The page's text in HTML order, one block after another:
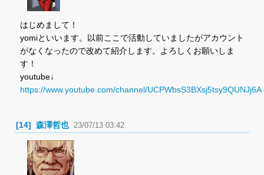
はじめまして！
yomiといいます。以前ここで活動していましたがアカウント
がなくなったので改めて紹介します。よろしくお願いしま
す！
youtube↓
https://www.youtube.com/channel/UCPWbsS3BXsj5tsy9QUNJj6A
[14] 森澤哲也 23/07/13 03:42